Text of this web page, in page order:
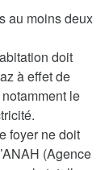
au moins deux
doit
à effet de
le
foyer ne doit
(Agence